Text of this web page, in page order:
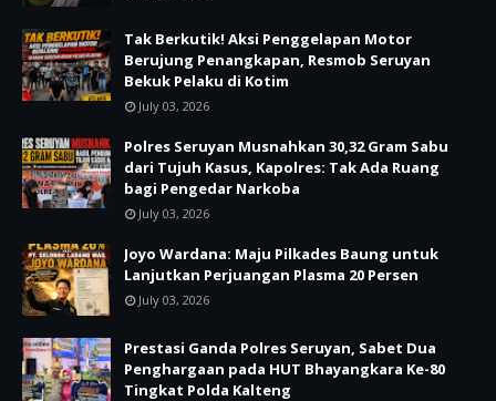
Tak Berkutik! Aksi Penggelapan Motor
Berujung Penangkapan, Resmob Seruyan
Bekuk Pelaku di Kotim
July 03, 2026
Polres Seruyan Musnahkan 30,32 Gram Sabu
dari Tujuh Kasus, Kapolres: Tak Ada Ruang
bagi Pengedar Narkoba
July 03, 2026
Joyo Wardana: Maju Pilkades Baung untuk
Lanjutkan Perjuangan Plasma 20 Persen
July 03, 2026
Prestasi Ganda Polres Seruyan, Sabet Dua
Penghargaan pada HUT Bhayangkara Ke-80
Tingkat Polda Kalteng